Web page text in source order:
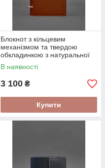
Блокнот з кільцевим
механізмом та твердою
обкладинкою з натуральної
шкіри
В наявності
3 100 ₴
Купити